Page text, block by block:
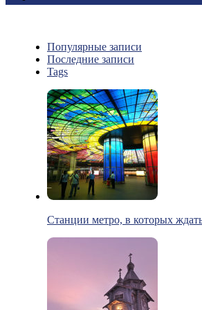
Популярные записи
Последние записи
Tags
Станции метро, в которых